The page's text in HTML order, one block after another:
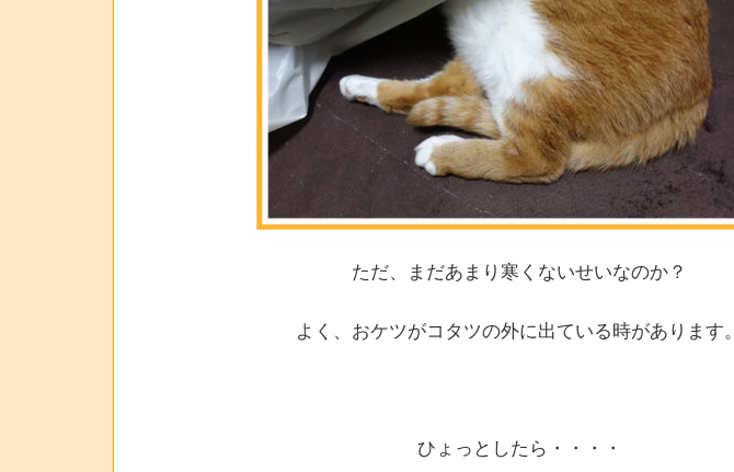
ただ、まだあまり寒くないせいなのか？
よく、おケツがコタツの外に出ている時があります。
ひょっとしたら・・・・